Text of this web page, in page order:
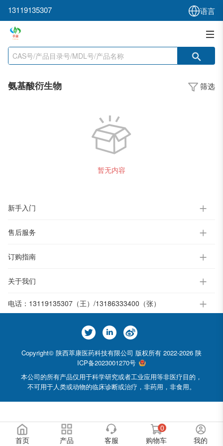
13119135307 语言
氨基酸衍生物 筛选
暂无内容
新手入门
售后服务
订购指南
关于我们
电话： 13119135307（王）/13186333400（张）
Copyright© 陕西萃康医药科技有限公司 版权所有 2022-2026 陕
ICP备2023001270号
本公司的所有产品仅用于科学研究或者工业应用等非医疗目的，
不可用于人类或动物的临床诊断或治疗，非药用，非食用。
首页 产品 客服
0
购物车
我的